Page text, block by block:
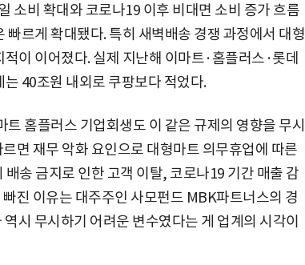
소비 확대와 코로나19 이후 비대면 소비 증가 흐름
빠르게 확대됐다. 특히 새벽배송 경쟁 과정에서 대형
이 이어졌다. 실제 지난해 이마트·홈플러스·롯데
40조원 내외로 쿠팡보다 적었다.
홈플러스 기업회생도 이 같은 규제의 영향을 무시
면 재무 악화 요인으로 대형마트 의무휴업에 따른
송 금지로 인한 고객 이탈, 코로나19 기간 매출 감
진 이유는 대주주인 사모펀드 MBK파트너스의 경
시 무시하기 어려운 변수였다는 게 업계의 시각이